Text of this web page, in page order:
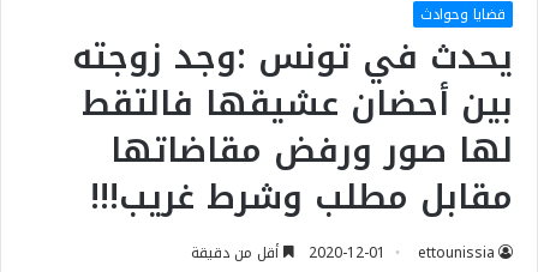
قضايا وحوادث
يحدث في تونس :وجد زوجته
بين أحضان عشيقها فالتقط
لها صور ورفض مقاضاتها
مقابل مطلب وشرط غريب!!!
ettounissia
2020-12-01 أقل من دقيقة